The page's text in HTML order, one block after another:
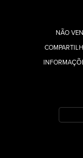
NÃO